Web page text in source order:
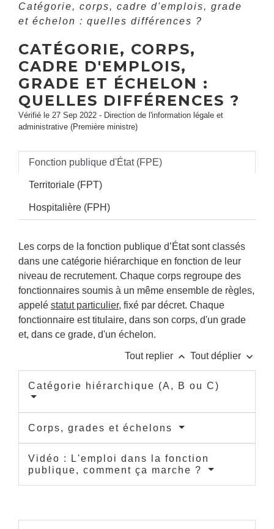
Catégorie, corps, cadre d'emplois, grade
et échelon : quelles différences ?
CATÉGORIE, CORPS,
CADRE D'EMPLOIS,
GRADE ET ÉCHELON :
QUELLES DIFFÉRENCES ?
Vérifié le 27 Sep 2022 - Direction de l'information légale et
administrative (Première ministre)
Fonction publique d'État (FPE)
Territoriale (FPT)
Hospitalière (FPH)
Les corps de la fonction publique d’État sont classés
dans une catégorie hiérarchique en fonction de leur
niveau de recrutement. Chaque corps regroupe des
fonctionnaires soumis à un même ensemble de règles,
appelé statut particulier, fixé par décret. Chaque
fonctionnaire est titulaire, dans son corps, d'un grade
et, dans ce grade, d'un échelon.
Tout replier keyboard_arrow_up Tout déplier keyboard_arrow_down
Catégorie hiérarchique (A, B ou C)
Corps, grades et échelons
Vidéo : L'emploi dans la fonction
publique, comment ça marche ?